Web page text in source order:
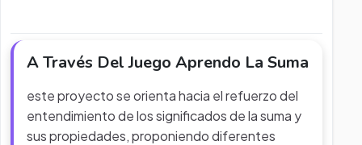
A Través Del Juego Aprendo La Suma
este proyecto se orienta hacia el refuerzo del
entendimiento de los significados de la suma y
sus propiedades, proponiendo diferentes